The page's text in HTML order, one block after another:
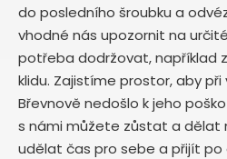
do posledního šroubku a
vhodné nás upozornit na
potřeba dodržovat, například
klidu. Zajistíme prostor, aby při
Břevnově nedošlo k jeho
s námi můžete zůstat a dělat
udělat čas pro sebe a přijít po